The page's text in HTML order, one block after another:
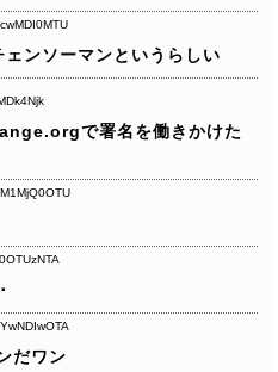
ンソーマンというらしい
で署名を働きかけた
だワン